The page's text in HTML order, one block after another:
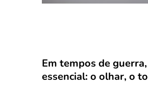
Em tempos de
essencial: o olhar, o